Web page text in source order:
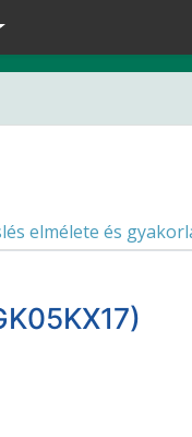
elmélete és